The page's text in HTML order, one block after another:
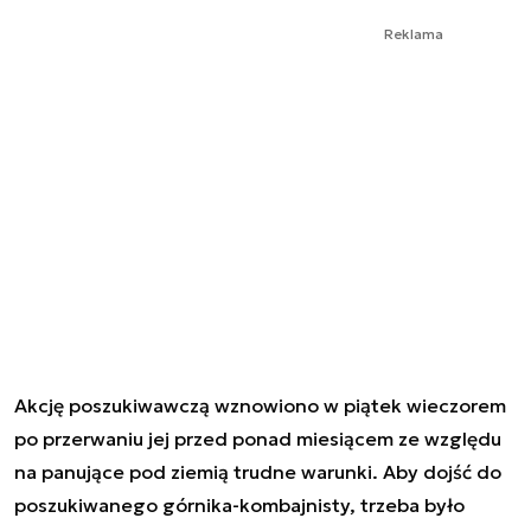
Reklama
Akcję poszukiwawczą wznowiono w piątek wieczorem
po przerwaniu jej przed ponad miesiącem ze względu
na panujące pod ziemią trudne warunki. Aby dojść do
poszukiwanego górnika-kombajnisty, trzeba było